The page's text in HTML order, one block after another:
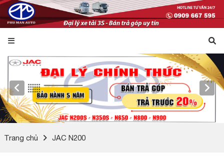
Trang chủ JAC N200